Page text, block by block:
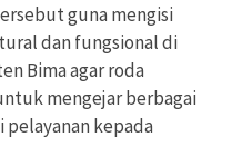
guna mengisi
dan fungsional di
Bima agar roda
mengejar berbagai
kepada